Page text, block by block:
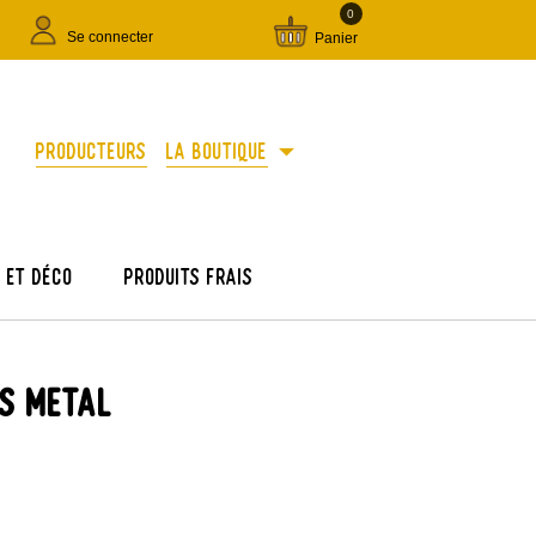
Se connecter Panier
0
Producteurs La boutique arrow_drop_down
et déco Produits frais
METAL